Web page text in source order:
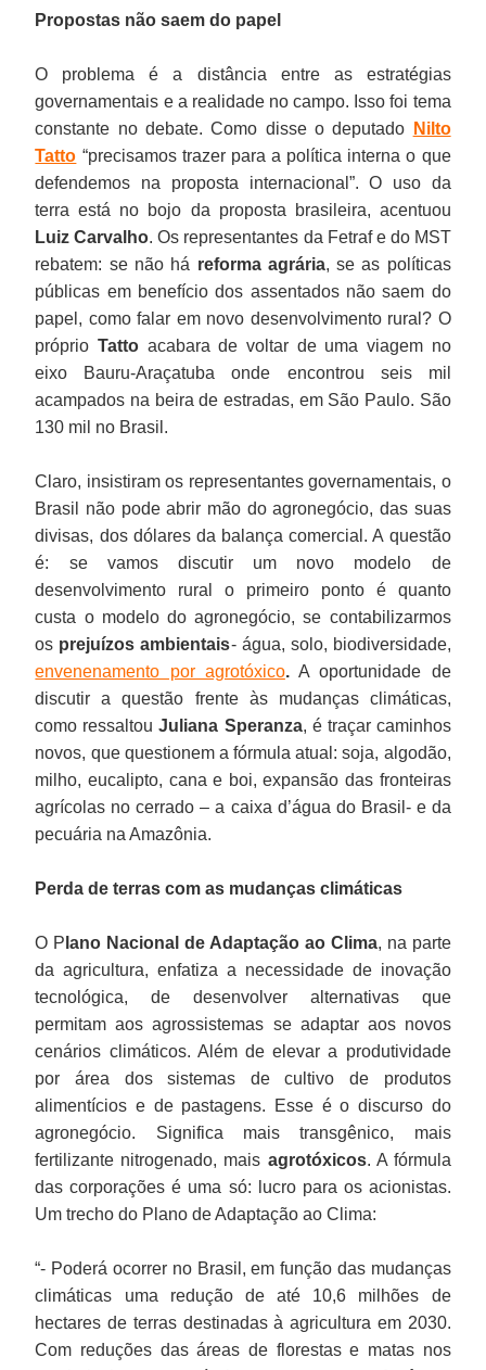
Propostas não saem do papel
O problema é a distância entre as estratégias
governamentais e a realidade no campo. Isso foi tema
constante no debate. Como disse o deputado
Nilto
Tatto “precisamos trazer para a política interna o que
defendemos na proposta internacional”. O uso da
terra está no bojo da proposta brasileira, acentuou
Luiz Carvalho. Os representantes da Fetraf e do MST
rebatem: se não há reforma agrária, se as políticas
públicas em benefício dos assentados não saem do
papel, como falar em novo desenvolvimento rural? O
próprioTatto acabara de voltar de uma viagem no
eixo Bauru-Araçatuba onde encontrou seis mil
acampados na beira de estradas, em São Paulo. São
130 mil no Brasil.
Claro, insistiram os representantes governamentais, o
Brasil não pode abrir mão do agronegócio, das suas
divisas, dos dólares da balança comercial. A questão
é: se vamos discutir um novo modelo de
desenvolvimento rural o primeiro ponto é quanto
custa o modelo do agronegócio, se contabilizarmos
os prejuízos ambientais- água, solo, biodiversidade,
envenenamento por agrotóxico.A oportunidade de
discutir a questão frente às mudanças climáticas,
como ressaltouJuliana Speranza, é traçar caminhos
novos, que questionem a fórmula atual: soja, algodão,
milho, eucalipto, cana e boi, expansão das fronteiras
agrícolas no cerrado – a caixa d’água do Brasil- e da
pecuária na Amazônia.
Perda de terras com as mudanças climáticas
O P lano Nacional de Adaptação ao Clima, na parte
da agricultura, enfatiza a necessidade de inovação
tecnológica, de desenvolver alternativas que
permitam aos agrossistemas se adaptar aos novos
cenários climáticos. Além de elevar a produtividade
por área dos sistemas de cultivo de produtos
alimentícios e de pastagens. Esse é o discurso do
agronegócio. Significa mais transgênico, mais
fertilizante nitrogenado, mais agrotóxicos. A fórmula
das corporações é uma só: lucro para os acionistas.
Um trecho do Plano de Adaptação ao Clima:
“- Poderá ocorrer no Brasil, em função das mudanças
climáticas uma redução de até 10,6 milhões de
hectares de terras destinadas à agricultura em 2030.
Com reduções das áreas de florestas e matas nos